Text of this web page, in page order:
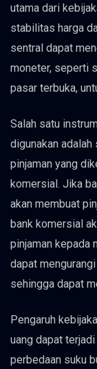
utama dari
stabilitas harga
sentral dapat
moneter, seperti
pasar terbuka,
Salah satu
digunakan adalah
pinjaman yang
komersial. Jika
akan membuat
bank komersial
pinjaman kepada
dapat
sehingga dapat
Pengaruh
uang dapat
perbedaan suku